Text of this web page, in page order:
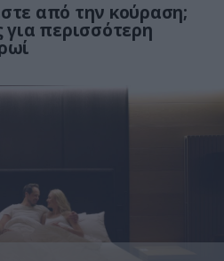
από την κούραση;
για περισσότερη